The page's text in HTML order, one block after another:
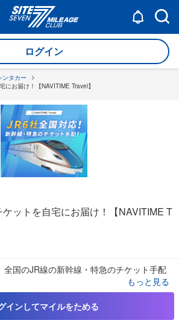
ログイン
ンタカー
にお届け！【NAVITIME Travel】
ットを自宅にお届け！【NAVITIME T
全国のJR線の新幹線・特急のチケット手配
乗車券をご自宅、会社にお届けします。
ラクラク手配♪
もっと見る
インしてマイルをためる